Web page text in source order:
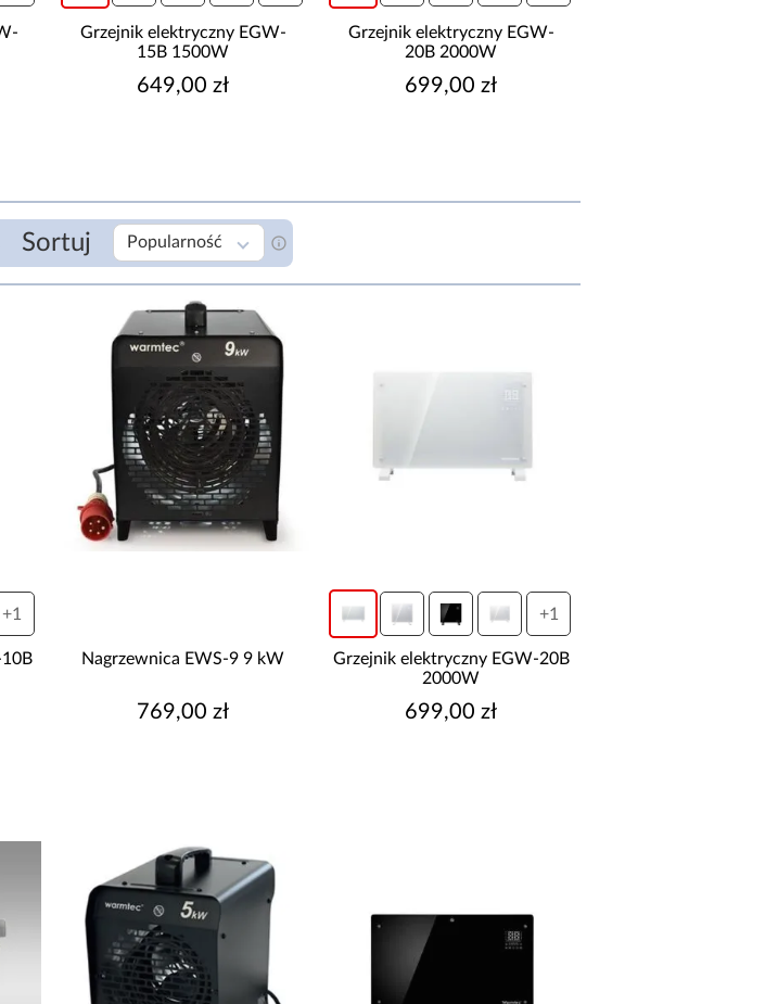
Grzejnik elektryczny EGW-
15B 1500W
649,00 zł
Grzejnik elektryczny EGW-
20B 2000W
699,00 zł
Sortuj Popularność
ASORTYMENTU
grzejnik konwektorowy
Nagrzewnica elektryczna
wentylator
+1
Nagrzewnica EWS-9 9 kW
769,00 zł
+1
Grzejnik elektryczny EGW-20B
2000W
699,00 zł